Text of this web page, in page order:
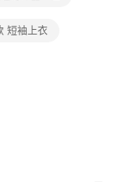
之同意方可使用
用戶狀況，依本公司即
短袖上衣